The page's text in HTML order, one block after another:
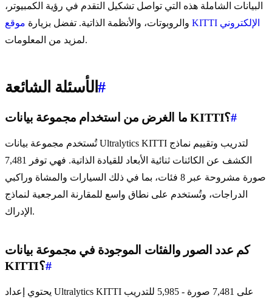
البيانات الشاملة هذه التي تواصل تشكيل التقدم في رؤية الكمبيوتر،
والروبوتات، والأنظمة الذاتية. تفضل بزيارة
موقع KITTI الإلكتروني
لمزيد من المعلومات.
الأسئلة الشائعة#
ما الغرض من استخدام مجموعة بيانات KITTI؟#
تُستخدم مجموعة بيانات Ultralytics KITTI لتدريب وتقييم نماذج
الكشف عن الكائنات ثنائية الأبعاد للقيادة الذاتية. فهي توفر 7,481
صورة مشروحة عبر 8 فئات، بما في ذلك السيارات والمشاة وراكبي
الدراجات، وتُستخدم على نطاق واسع للمقارنة المرجعية لنماذج
الإدراك.
كم عدد الصور والفئات الموجودة في مجموعة بيانات
KITTI؟#
يحتوي إعداد Ultralytics KITTI على 7,481 صورة - 5,985 للتدريب